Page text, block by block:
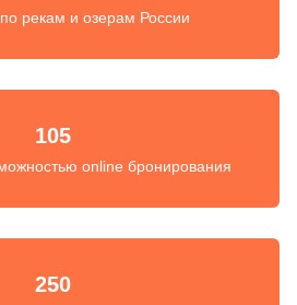
рекам и озерам России
105
online бронирования
250